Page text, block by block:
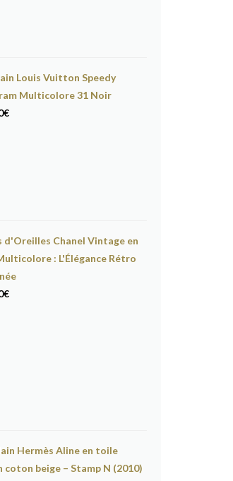
Louis Vuitton Speedy
Multicolore 31 Noir
€
d'Oreilles Chanel Vintage en
: L'Élégance Rétro
€
Hermès Aline en toile
coton beige – Stamp N (2010)